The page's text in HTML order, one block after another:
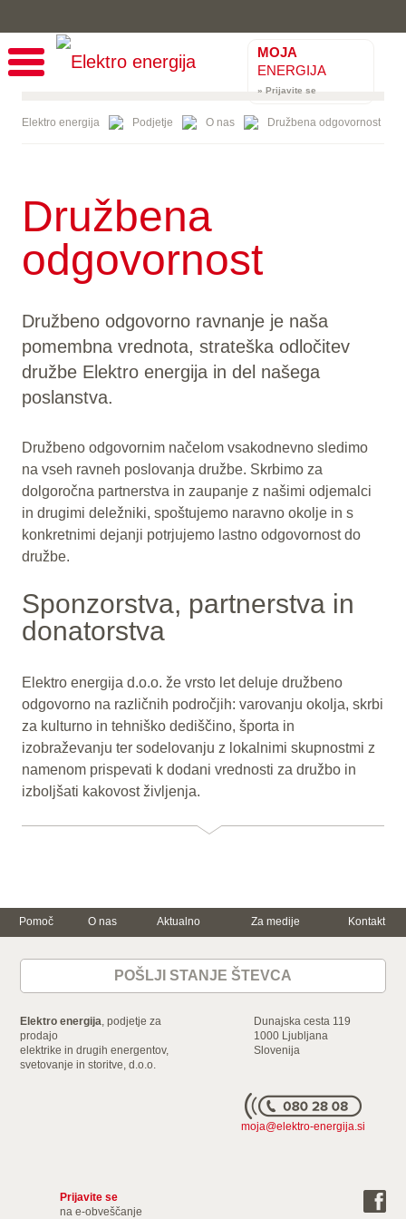
MOJA
ENERGIJA
» Prijavite se
Elektro energija Podjetje O nas Družbena odgovornost
Družbena
odgovornost
Družbeno odgovorno ravnanje je naša
pomembna vrednota, strateška odločitev
družbe Elektro energija in del našega
poslanstva.
Družbeno odgovornim načelom vsakodnevno sledimo
na vseh ravneh poslovanja družbe. Skrbimo za
dolgoročna partnerstva in zaupanje z našimi odjemalci
in drugimi deležniki, spoštujemo naravno okolje in s
konkretnimi dejanji potrjujemo lastno odgovornost do
družbe.
Sponzorstva, partnerstva in
donatorstva
Elektro energija d.o.o. že vrsto let deluje družbeno
odgovorno na različnih področjih: varovanju okolja, skrbi
za kulturno in tehniško dediščino, športa in
izobraževanju ter sodelovanju z lokalnimi skupnostmi z
namenom prispevati k dodani vrednosti za družbo in
izboljšati kakovost življenja.
Za dom
Storitve
Dokumenti in
ceniki
Za podjetje
Električna energija
Mala in srednja
Velika podjetja in
industrija
Trajnostna
energija in
Varčujte skupaj z
nami
Ogrevanje z
Gospodinjski
Pomoč O nas Aktualno Za medije Kontakt
POŠLJI STANJE ŠTEVCA
Elektro energija, podjetje za
prodajo
elektrike in drugih energentov,
svetovanje in storitve, d.o.o.
Dunajska cesta 119
1000 Ljubljana
Slovenija
moja@elektro-energija.si
Prijavite se
na e-obveščanje